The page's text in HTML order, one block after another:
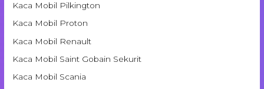
Kaca Mobil Pilkington
Kaca Mobil Proton
Kaca Mobil Renault
Kaca Mobil Saint Gobain Sekurit
Kaca Mobil Scania